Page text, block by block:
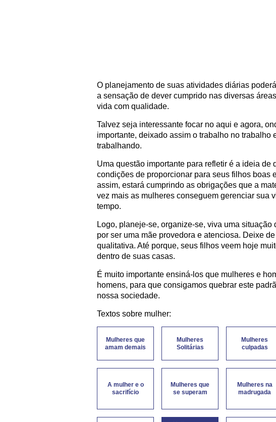
O planejamento de suas atividades diárias
a sensação de dever cumprido nas diversas
vida com qualidade.
Talvez seja interessante focar no aqui e agora,
importante, deixado assim o trabalho no trabalho
trabalhando.
Uma questão importante para refletir é a ideia de
condições de proporcionar para seus filhos boas
assim, estará cumprindo as obrigações que a
vez mais as mulheres conseguem gerenciar sua
tempo.
Logo, planeje-se, organize-se, viva uma
por ser uma mãe provedora e atenciosa. Deixe
qualitativa. Até porque, seus filhos veem hoje
dentro de suas casas.
É muito importante ensiná-los que mulheres e
homens, para que consigamos quebrar este
nossa sociedade.
Textos sobre mulher:
Mulheres que
amam demais
Mulheres
Solitárias
Mulheres
culpadas
A mulher e o
sacrifício
Mulheres que
se superam
Mulheres na
madrugada